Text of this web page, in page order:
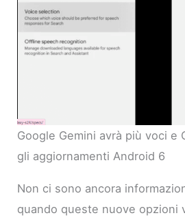
Google Gemini avrà più voci e
gli aggiornamenti Android 6
Non ci sono ancora
quando queste nuove opzioni